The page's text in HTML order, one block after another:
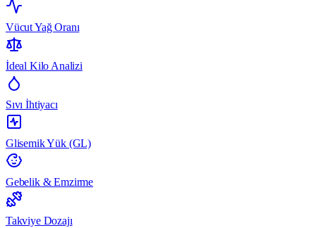
Vücut Yağ Oranı
İdeal Kilo Analizi
Sıvı İhtiyacı
Glisemik Yük (GL)
Gebelik & Emzirme
Takviye Dozajı